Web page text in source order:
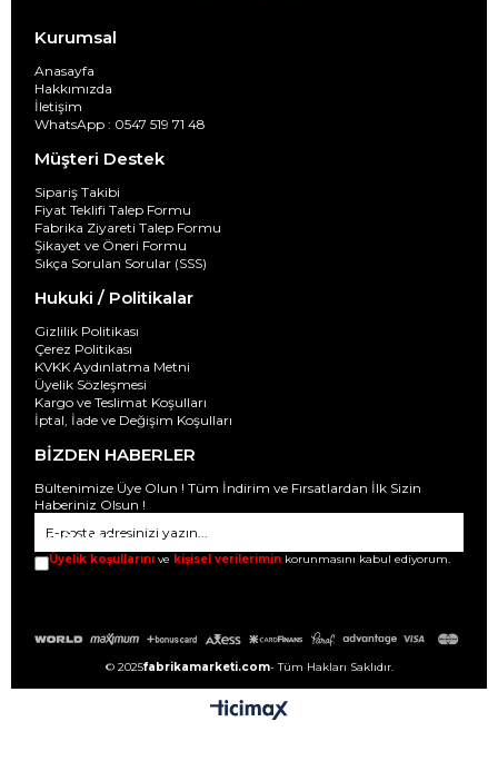
Kurumsal
Anasayfa
Hakkımızda
İletişim
WhatsApp : 0547 519 71 48
Müşteri Destek
Sipariş Takibi
Fiyat Teklifi Talep Formu
Fabrika Ziyareti Talep Formu
Şikayet ve Öneri Formu
Sıkça Sorulan Sorular (SSS)
Hukuki / Politikalar
Gizlilik Politikası
Çerez Politikası
KVKK Aydınlatma Metni
Üyelik Sözleşmesi
Kargo ve Teslimat Koşulları
İptal, İade ve Değişim Koşulları
BİZDEN HABERLER
Bültenimize Üye Olun ! Tüm İndirim ve Fırsatlardan İlk Sizin
Haberiniz Olsun !
GÖNDER
Üyelik koşullarını ve kişisel verilerimin korunmasını kabul ediyorum.
© 2025fabrikamarketi.com- Tüm Hakları Saklıdır.